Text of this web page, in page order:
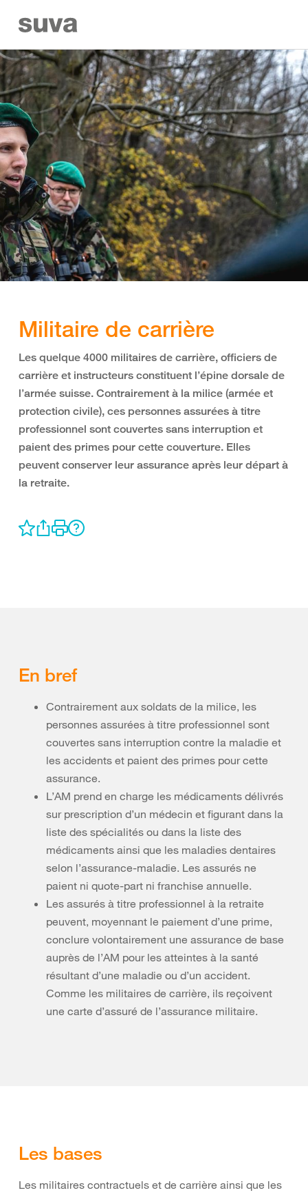
Militaire de carrière
Les quelque 4000 militaires de carrière, officiers de
carrière et instructeurs constituent l’épine dorsale de
l’armée suisse. Contrairement à la milice (armée et
protection civile), ces personnes assurées à titre
professionnel sont couvertes sans interruption et
paient des primes pour cette couverture. Elles
peuvent conserver leur assurance après leur départ à
la retraite.
En bref
Contrairement aux soldats de la milice, les
personnes assurées à titre professionnel sont
couvertes sans interruption contre la maladie et
les accidents et paient des primes pour cette
assurance.
L’AM prend en charge les médicaments délivrés
sur prescription d’un médecin et figurant dans la
liste des spécialités ou dans la liste des
médicaments ainsi que les maladies dentaires
selon l’assurance-maladie. Les assurés ne
paient ni quote-part ni franchise annuelle.
Les assurés à titre professionnel à la retraite
peuvent, moyennant le paiement d’une prime,
conclure volontairement une assurance de base
auprès de l’AM pour les atteintes à la santé
résultant d’une maladie ou d’un accident.
Comme les militaires de carrière, ils reçoivent
une carte d’assuré de l’assurance militaire.
Les bases
Les militaires contractuels et de carrière ainsi que les